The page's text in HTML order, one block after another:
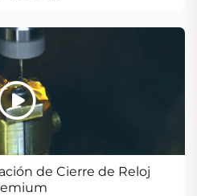
de Cierre de Reloj